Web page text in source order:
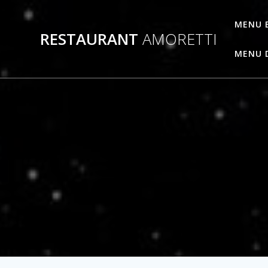
Passer
RESTAURANT AMORETTI
MENU
MENU